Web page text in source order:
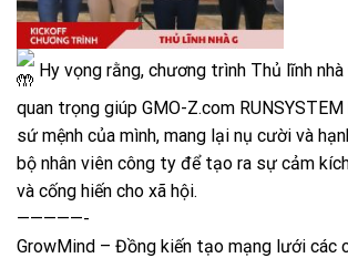
Hy vọng rằng, chương trình Thủ lĩnh
quan trọng giúp GMO-Z.com RUNSYSTEM
sứ mệnh của mình, mang lại nụ cười và
bộ nhân viên công ty để tạo ra sự cảm
và cống hiến cho xã hội.
—————-
GrowMind – Đồng kiến tạo mạng lưới các